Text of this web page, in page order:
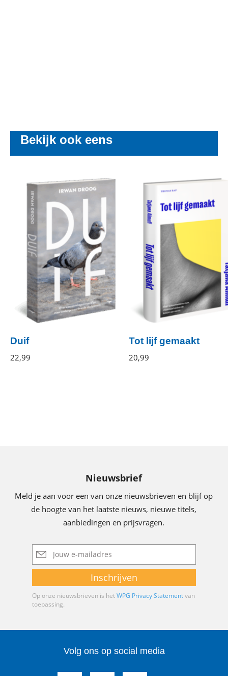
Bekijk ook eens
Duif
Irwan
22,99
Tot lijf gemaakt
Tatjana
20,99
Nieuwsbrief
Meld je aan voor een van onze nieuwsbrieven en blijf op
de hoogte van het laatste nieuws, nieuwe titels,
aanbiedingen en prijsvragen.
E-
mailadres
Inschrijven
Op onze nieuwsbrieven is hetWPG Privacy Statementvan
toepassing.
Volg ons op social media